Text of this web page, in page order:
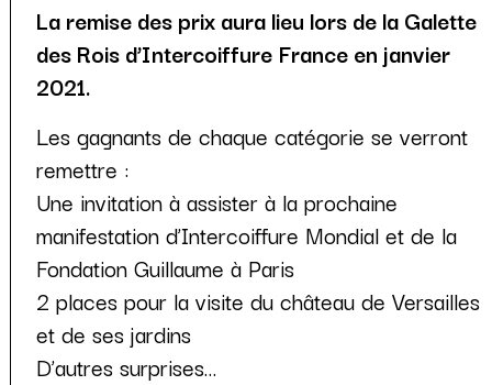
La remise des prix aura lieu lors de la Galette
des Rois d’Intercoiffure France en janvier
2021.
Les gagnants de chaque catégorie se verront
remettre :
Une invitation à assister à la prochaine
manifestation d’Intercoiffure Mondial et de la
Fondation Guillaume à Paris
2 places pour la visite du château de Versailles
et de ses jardins
D’autres surprises…